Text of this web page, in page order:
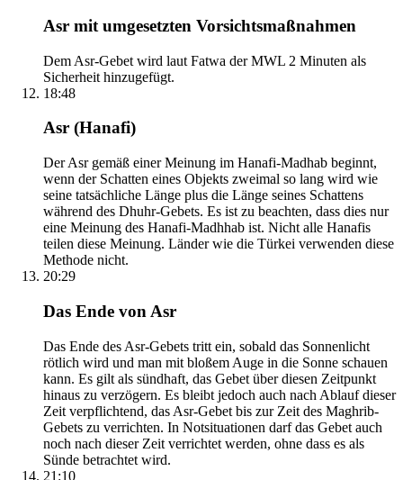
Asr mit umgesetzten Vorsichtsmaßnahmen
Dem Asr-Gebet wird laut Fatwa der MWL 2 Minuten als
Sicherheit hinzugefügt.
18:48
Asr (Hanafi)
Der Asr gemäß einer Meinung im Hanafi-Madhab beginnt,
wenn der Schatten eines Objekts zweimal so lang wird wie
seine tatsächliche Länge plus die Länge seines Schattens
während des Dhuhr-Gebets. Es ist zu beachten, dass dies nur
eine Meinung des Hanafi-Madhhab ist. Nicht alle Hanafis
teilen diese Meinung. Länder wie die Türkei verwenden diese
Methode nicht.
20:29
Das Ende von Asr
Das Ende des Asr-Gebets tritt ein, sobald das Sonnenlicht
rötlich wird und man mit bloßem Auge in die Sonne schauen
kann. Es gilt als sündhaft, das Gebet über diesen Zeitpunkt
hinaus zu verzögern. Es bleibt jedoch auch nach Ablauf dieser
Zeit verpflichtend, das Asr-Gebet bis zur Zeit des Maghrib-
Gebets zu verrichten. In Notsituationen darf das Gebet auch
noch nach dieser Zeit verrichtet werden, ohne dass es als
Sünde betrachtet wird.
21:10